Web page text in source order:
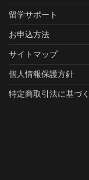
留学サポート
お申込方法
サイトマップ
個人情報保護方針
特定商取引法に基づ